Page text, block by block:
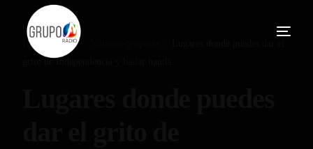
Home Blog
grito de Independencia y bailar banda.